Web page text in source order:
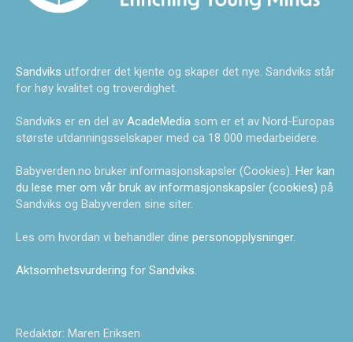
Sandviks utfordrer det kjente og skaper det nye. Sandviks står
for høy kvalitet og troverdighet.
Sandviks er en del av AcadeMedia som er et av Nord-Europas
største utdanningsselskaper med ca 18 000 medarbeidere.
Babyverden.no bruker informasjonskapsler (Cookies). Her kan
du lese mer om vår bruk av informasjonskapsler (cookies) på
Sandviks og Babyverden sine siter.
Les om hvordan vi behandler dine personopplysninger.
Aktsomhetsvurdering for Sandviks.
Redaktør: Maren Eriksen